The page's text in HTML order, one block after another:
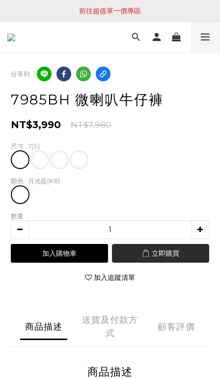
前往超值單一價專區
分享到
7985BH 微喇叭牛仔褲
NT$3,990 NT$7,980
尺寸 : 7(S)
顏色 : 月光藍(K8)
數量
加入購物車 立即購買
加入追蹤清單
商品描述
送貨及付款方
式
顧客評價
商品描述